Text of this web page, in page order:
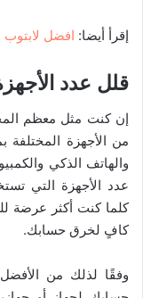
إقرأ أيضا: افضل لابتوب
قلل عدد
من الأجهزة المختلفة
والهاتف الذكي
عدد الأجهزة التي
كلما كنت أكثر عرضة
كافٍ لخرق حسابك.
وفقًا لذلك من